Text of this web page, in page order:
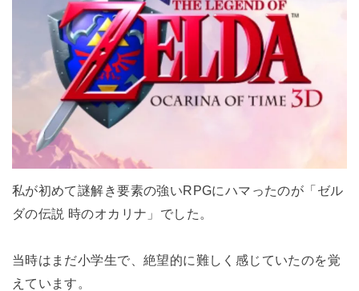
私が初めて謎解き要素の強いRPGにハマったのが「ゼル
ダの伝説 時のオカリナ」でした。
当時はまだ小学生で、絶望的に難しく感じていたのを覚
えています。